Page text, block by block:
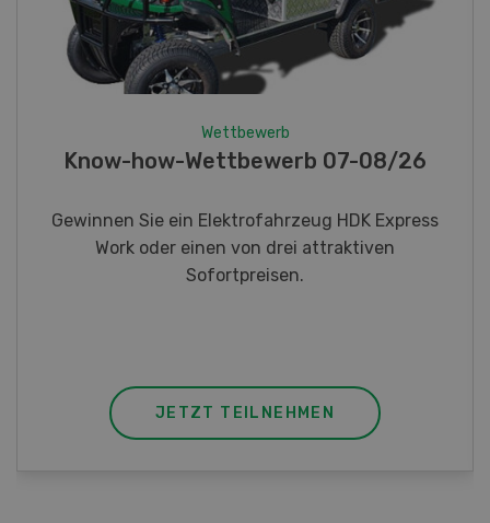
Wettbewerb
Know-how-Wettbewerb 07-08/26
Gewinnen Sie ein Elektrofahrzeug HDK Express
Work oder einen von drei attraktiven
Sofortpreisen.
JETZT TEILNEHMEN